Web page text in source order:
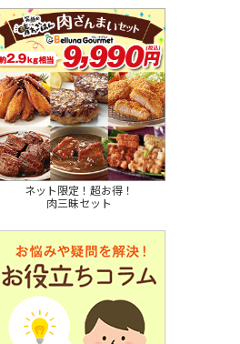
ネット限定！超お得！
肉三昧セット